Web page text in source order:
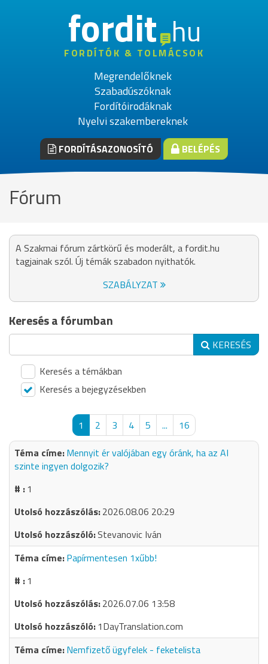
fordithu
FORDÍTÓK & TOLMÁCSOK
Megrendelőknek
Szabadúszóknak
Fordítóirodáknak
Nyelvi szakembereknek
FORDÍTÁSAZONOSÍTÓ BELÉPÉS
Fórum
A Szakmai fórum zártkörű és moderált, a fordit.hu
tagjainak szól. Új témák szabadon nyithatók.
SZABÁLYZAT
Keresés a fórumban
KERESÉS
Keresés a témákban
Keresés a bejegyzésekben
1 2 3 4 5 ...
16
Mennyit ér valójában egy óránk, ha az AI
szinte ingyen dolgozik?
1
2026.08.06 20:29
Stevanovic Iván
Papírmentesen 1xűbb!
1
2026.07.06 13:58
1DayTranslation.com
Nemfizető ügyfelek - feketelista